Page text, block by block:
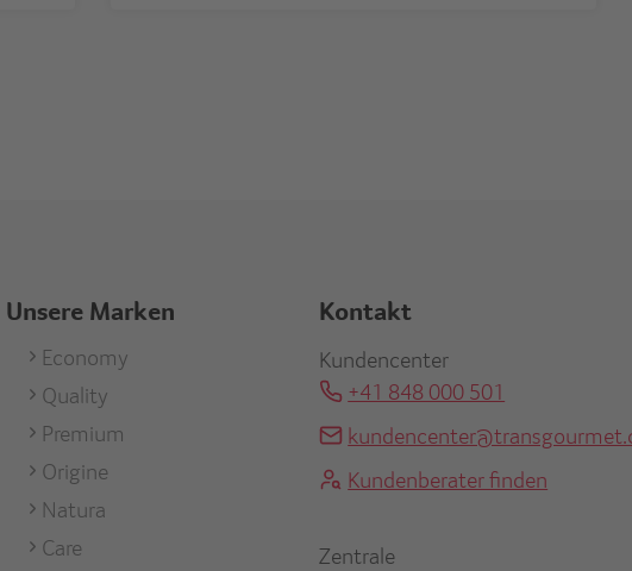
Unsere Marken
Footer
Unsere
Marken
Economy
Quality
Premium
Origine
Natura
Care
Kontakt
Kundencenter
+41 848 000 501
Kundenberater finden
Zentrale